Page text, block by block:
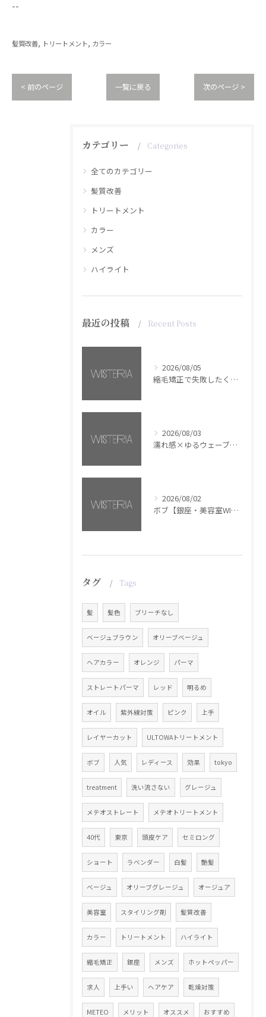
--
髪質改善 トリートメント カラー
< 前のページ 一覧に戻る 次のページ >
カテゴリー Categories
全てのカテゴリー
髪質改善
トリートメント
カラー
メンズ
ハイライト
最近の投稿 Recent Posts
2026/08/05
縮毛矯正で失敗したくない方へ【銀座・美容室WISTERIA】
2026/08/03
濡れ感×ゆるウェーブミディアム【銀座・美容室WISTERIA】
2026/08/02
ボブ【銀座・美容室WISTERIA】
タグ Tags
髪 髪色 ブリーチなし
ベージュブラウン オリーブベージュ
ヘアカラー オレンジ パーマ
ストレートパーマ レッド 明るめ
オイル 紫外線対策 ピンク 上手
レイヤーカット ULTOWAトリートメント
ボブ 人気 レディース 効果 tokyo
treatment 洗い流さない グレージュ
メテオストレート メテオトリートメント
40代 東京 頭皮ケア セミロング
ショート ラベンダー 白髪 艶髪
ベージュ オリーブグレージュ オージュア
美容室 スタイリング剤 髪質改善
カラー トリートメント ハイライト
縮毛矯正 銀座 メンズ ホットペッパー
求人 上手い ヘアケア 乾燥対策
METEO メリット オススメ おすすめ